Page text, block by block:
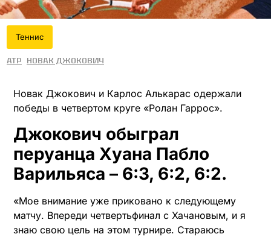
Теннис
ATP Новак Джокович
Новак Джокович и Карлос Алькарас одержали
победы в четвертом круге «Ролан Гаррос».
Джокович обыграл
перуанца Хуана Пабло
Варильяса – 6:3, 6:2, 6:2.
«Мое внимание уже приковано к следующему
матчу. Впереди четвертьфинал с Хачановым, и я
знаю свою цель на этом турнире. Стараюсь